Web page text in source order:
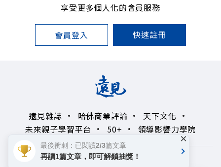
享受更多個人化的會員服務
會員登入 快速註冊
遠見雜誌 哈佛商業評論
天下文化
未來親子學習平台
50+ 領導影響力學院
著作權聲明 隱私權政策
最後衝刺：已閱讀2/3篇文章
再讀1篇文章，即可解鎖抽獎！
×